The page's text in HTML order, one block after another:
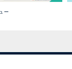
ー